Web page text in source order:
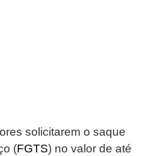
solicitarem o saque
(FGTS) no valor de até